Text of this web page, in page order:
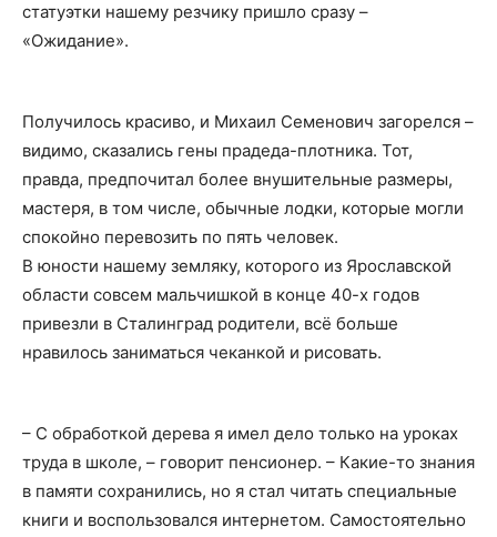
статуэтки нашему резчику пришло сразу –
«Ожидание».
Получилось красиво, и Михаил Семенович загорелся –
видимо, сказались гены прадеда-плотника. Тот,
правда, предпочитал более внушительные размеры,
мастеря, в том числе, обычные лодки, которые могли
спокойно перевозить по пять человек.
В юности нашему земляку, которого из Ярославской
области совсем мальчишкой в конце 40-х годов
привезли в Сталинград родители, всё больше
нравилось заниматься чеканкой и рисовать.
– С обработкой дерева я имел дело только на уроках
труда в школе, – говорит пенсионер. – Какие-то знания
в памяти сохранились, но я стал читать специальные
книги и воспользовался интернетом. Самостоятельно